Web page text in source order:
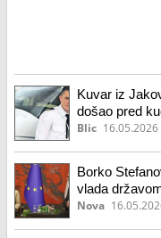
Kuvar iz
došao pred
puške: Rekao
Blic 16.05.2026
Borko
vlada
Nova